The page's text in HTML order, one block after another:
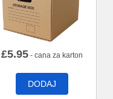
£5.95- cana za karton
DODAJ